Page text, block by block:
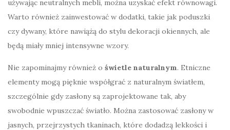
używając neutralnych mebli, można uzyskać efekt równowagi.
Warto również zainwestować w dodatki, takie jak poduszki
czy dywany, które nawiążą do stylu dekoracji okiennych, ale
będą miały mniej intensywne wzory.
Nie zapominajmy również o świetle naturalnym. Etniczne
elementy mogą pięknie współgrać z naturalnym światłem,
szczególnie gdy zasłony są zaprojektowane tak, aby
swobodnie wpuszczać światło. Można zastosować zasłony w
jasnych, przejrzystych tkaninach, które dodadzą lekkości i